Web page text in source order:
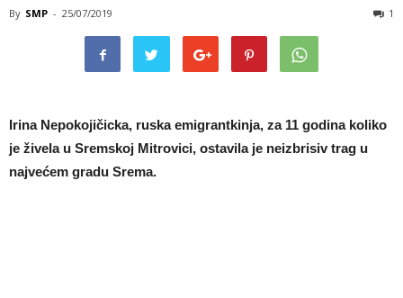
By SMP - 25/07/2019 1
Irina Nepokojičicka, ruska emigrantkinja, za 11 godina koliko
je živela u Sremskoj Mitrovici, ostavila je neizbrisiv trag u
najvećem gradu Srema.